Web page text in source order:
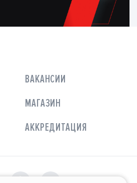
ВАКАНСИИ
МАГАЗИН
АККРЕДИТАЦИЯ